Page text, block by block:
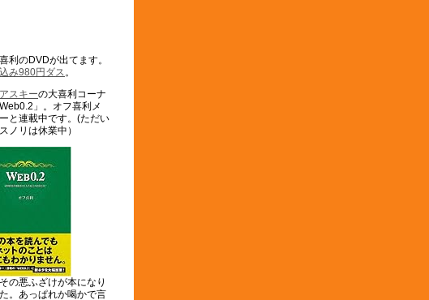
利のDVDが出てます。
み980円ダス 。
スキーの大喜利コーナ
」。オフ喜利メ
と連載中です。(ただい
ノリは休業中）
の悪ふざけが本になり
。あっぱれか喝かで言